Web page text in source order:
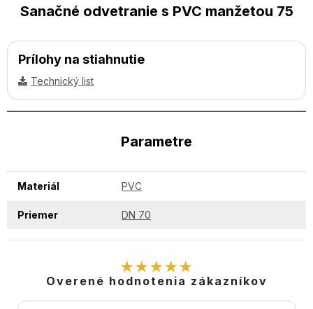
Sanačné odvetranie s PVC manžetou 75
Prílohy na stiahnutie
Technický list
Parametre
Materiál PVC
Priemer DN 70
★★★★★
Overené hodnotenia zákazníkov